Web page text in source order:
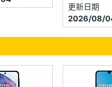
：台中市北屯區東山路一段
話：０４－２４３７９２９９
：０４－２４３７９２９９
更新日期
2026/08/